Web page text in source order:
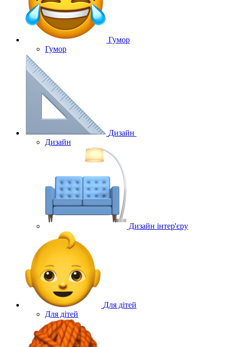
Гумор
Гумор
Дизайн
Дизайн
Дизайн інтер'єру
Для дітей
Для дітей